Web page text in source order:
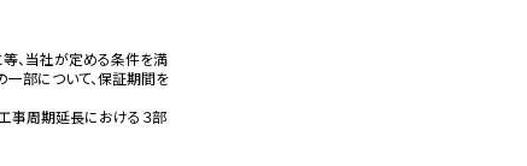
、当社が定める条件を満
部について、保証期間を
事周期延長における３部